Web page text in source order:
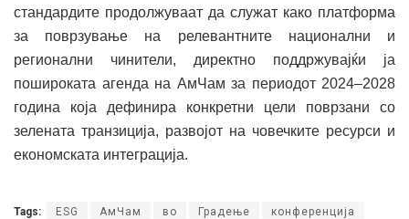
стандардите продолжуваат да служат како платформа
за поврзување на релевантните национални и
регионални чинители, директно поддржувајќи ја
пошироката агенда на АмЧам за периодот 2024–2028
година која дефинира конкретни цели поврзани со
зелената транзиција, развојот на човечките ресурси и
економската интеграција.
Tags: ESG АмЧам во Градење конференција